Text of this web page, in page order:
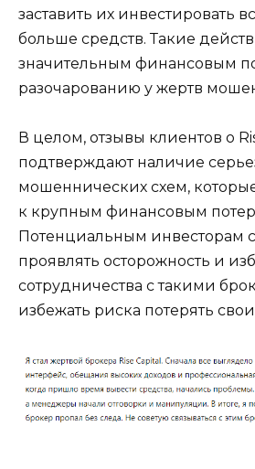
заставить их инвестировать
больше средств. Такие
значительным финансовым
разочарованию у жертв
В целом, отзывы клиентов о
подтверждают наличие
мошеннических схем,
к крупным финансовым
Потенциальным инвесторам
проявлять осторожность и
сотрудничества с такими
избежать риска потерять